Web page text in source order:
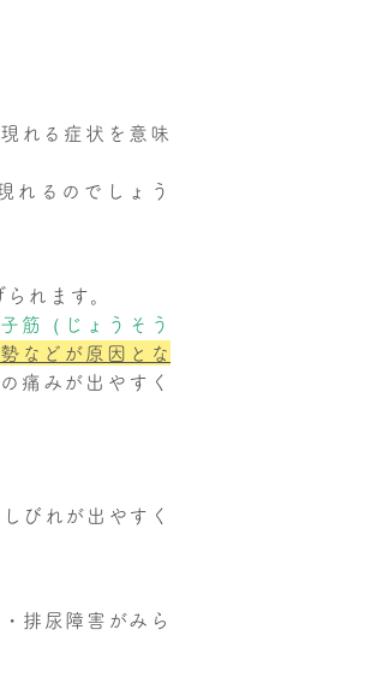
れる症状を意味
れるのでしょう
れます。
子筋（じょうそう
などが原因とな
痛みが出やすく
びれが出やすく
排尿障害がみら